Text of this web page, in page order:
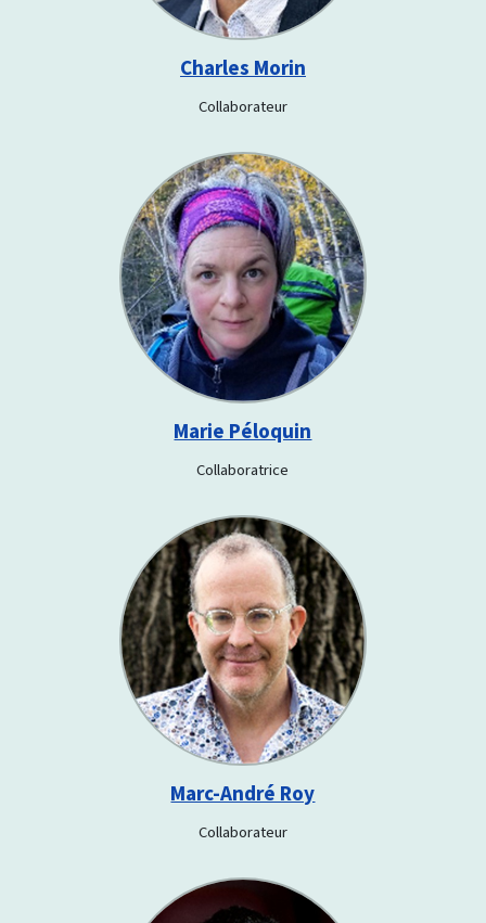
Charles Morin
Collaborateur
Marie Péloquin
Collaboratrice
Marc-André Roy
Collaborateur